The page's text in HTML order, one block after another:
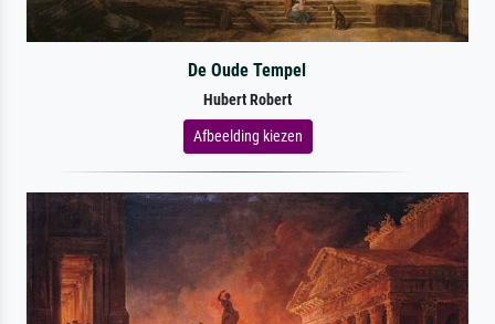
De Oude Tempel
Hubert Robert
Afbeelding kiezen